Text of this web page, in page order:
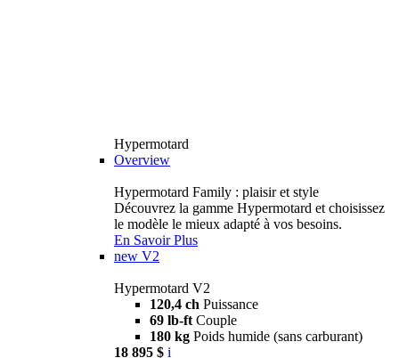
Hypermotard
Overview
Hypermotard Family : plaisir et style
Découvrez la gamme Hypermotard et choisissez
le modèle le mieux adapté à vos besoins.
En Savoir Plus
new V2
Hypermotard V2
120,4 ch Puissance
69 lb-ft Couple
180 kg Poids humide (sans carburant)
18 895 $ i